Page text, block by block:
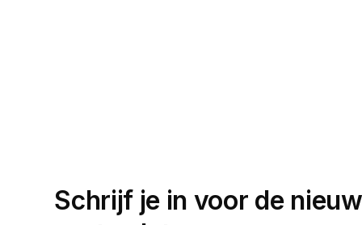
Schrijf je in voor de